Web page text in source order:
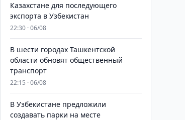
Казахстане для последующего
экспорта в Узбекистан
22:30 · 06/08
В шести городах Ташкентской
области обновят общественный
транспорт
22:15 · 06/08
В Узбекистане предложили
создавать парки на месте